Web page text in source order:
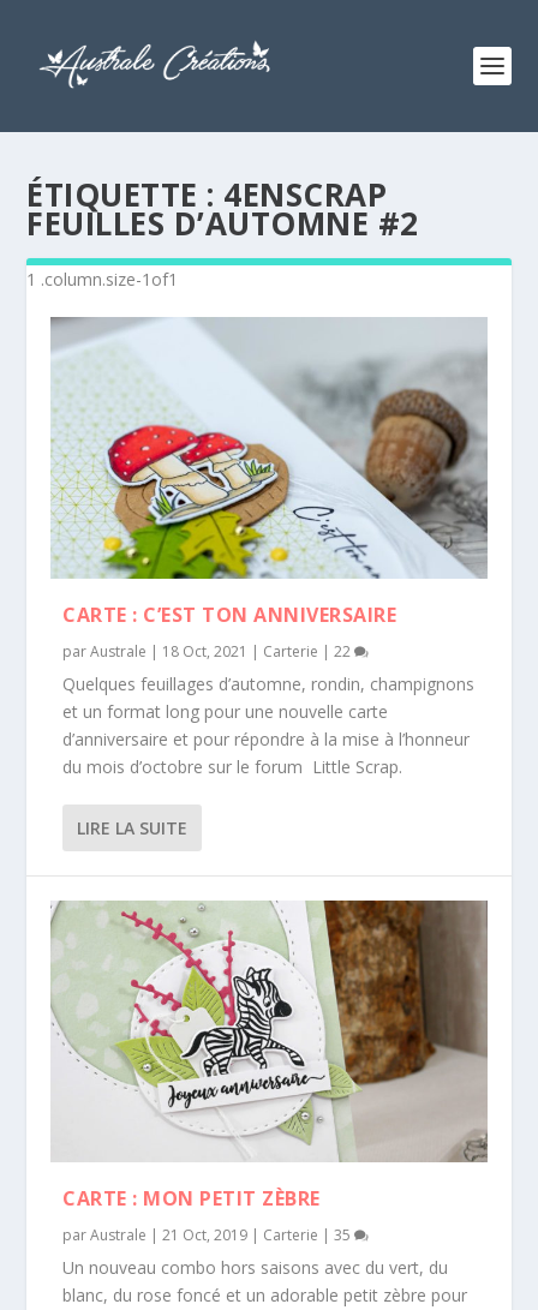
ÉTIQUETTE : 4ENSCRAP
FEUILLES D’AUTOMNE #2
CARTE : C’EST TON ANNIVERSAIRE
parAustrale | 18 Oct, 2021 | Carterie |22
Quelques feuillages d’automne, rondin, champignons
et un format long pour une nouvelle carte
d’anniversaire et pour répondre à la mise à l’honneur
du mois d’octobre sur le forum Little Scrap.
LIRE LA SUITE
CARTE : MON PETIT ZÈBRE
parAustrale |21 Oct, 2019 | Carterie |35
Un nouveau combo hors saisons avec du vert, du
blanc, du rose foncé et un adorable petit zèbre pour